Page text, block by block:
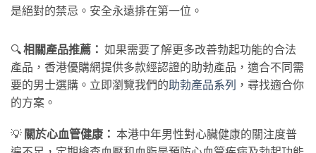
是絕對的禁忌。安全永遠排在第一位。
🔍 相關產品推薦： 如果需要了解更多改善勃起功能的合法
產品，香港優購網提供多款經認證的助勃產品，適合不同需
要的男士選購。立即瀏覽我們的助勃產品系列 ，尋找適合你
的方案。
💡 關於心血管健康： 本港中年男性對心臟健康的關注度普